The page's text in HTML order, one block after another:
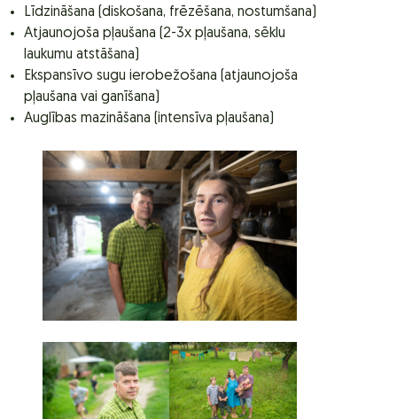
Līdzināšana (diskošana, frēzēšana, nostumšana)
Atjaunojoša pļaušana (2-3x pļaušana, sēklu
laukumu atstāšana)
Ekspansīvo sugu ierobežošana (atjaunojoša
pļaušana vai ganīšana)
Auglības mazināšana (intensīva pļaušana)